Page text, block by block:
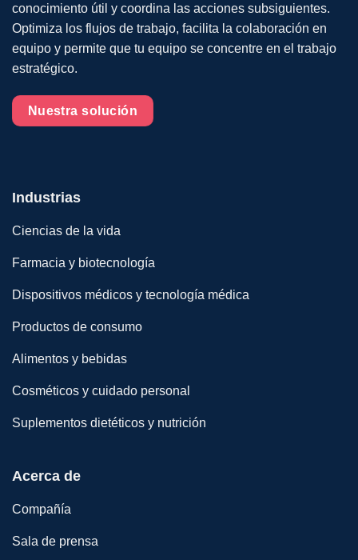
conocimiento útil y coordina las acciones subsiguientes.
Optimiza los flujos de trabajo, facilita la colaboración en
equipo y permite que tu equipo se concentre en el trabajo
estratégico.
Nuestra solución
Industrias
Ciencias de la vida
Farmacia y biotecnología
Dispositivos médicos y tecnología médica
Productos de consumo
Alimentos y bebidas
Cosméticos y cuidado personal
Suplementos dietéticos y nutrición
Acerca de
Compañía
Sala de prensa